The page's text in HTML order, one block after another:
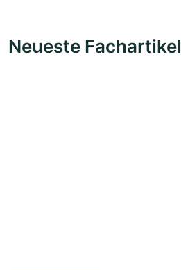
Neueste Fachartikel